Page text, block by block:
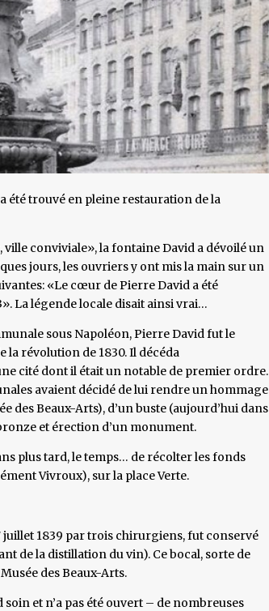
été trouvé en pleine restauration de la
conviviale», la fontaine David a dévoilé un
jours, les ouvriers y ont mis la main sur un
«Le cœur de Pierre David a été
La légende locale disait ainsi vrai…
sous Napoléon, Pierre David fut le
la révolution de 1830. Il décéda
cité dont il était un notable de premier ordre.
avaient décidé de lui rendre un hommage
des Beaux-Arts), d’un buste (aujourd’hui dans
et érection d’un monument.
plus tard, le temps… de récolter les fonds
Vivroux), sur la place Verte.
juillet 1839 par trois chirurgiens, fut conservé
de la distillation du vin). Ce bocal, sorte de
des Beaux-Arts.
et n’a pas été ouvert – de nombreuses